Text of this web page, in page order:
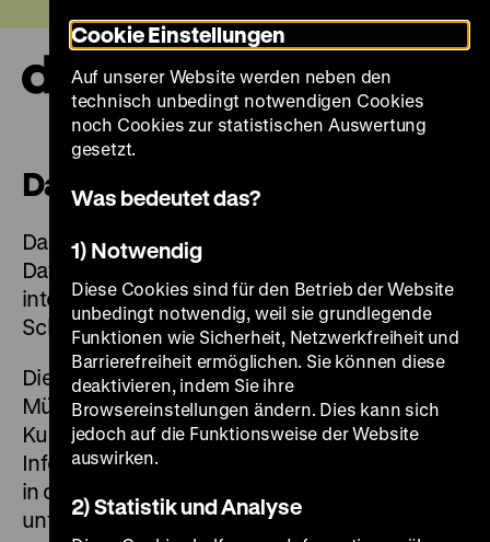
zum
Seiteninhalt
springen
Datenbanken
Das Deutsche Historische Museum stellt drei
Datenbanken bereit für Recherchen der
internationalen Provenienzforschung zum
Schwerpunkt NS-Raubgut.
Die Datenbanken zum Central Collecting Point
München, zum „Sonderauftrag Linz“ und zur
Kunstsammlung Hermann Görings bieten
Informationen zu Bewegungen von Objekten
in der Zeit von 1933 bis 1945. Sie sind
unterschiedlich strukturiert und bieten
Cookie Einstellungen
Auf unserer Website werden neben den
technisch unbedingt notwendigen Cookies
noch Cookies zur statistischen Auswertung
gesetzt.
Was bedeutet das?
1) Notwendig
Diese Cookies sind für den Betrieb der Website
unbedingt notwendig, weil sie grundlegende
Funktionen wie Sicherheit, Netzwerkfreiheit und
Barrierefreiheit ermöglichen. Sie können diese
deaktivieren, indem Sie ihre
Browsereinstellungen ändern. Dies kann sich
jedoch auf die Funktionsweise der Website
auswirken.
2) Statistik und Analyse